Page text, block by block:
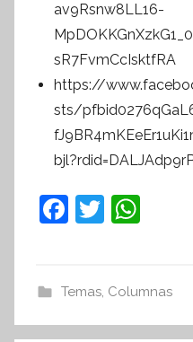
av9Rsnw8LL16-
sR7FvmCcIsktfRA
https://
sts/
F
e
b
T
er s
A
Temas, Columnas